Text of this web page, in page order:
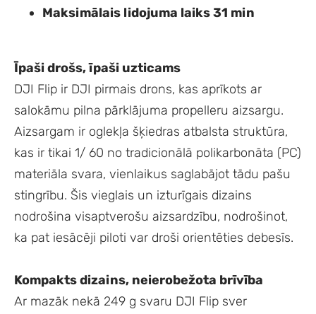
Maksimālais lidojuma laiks 31 min
Īpaši drošs, īpaši uzticams
DJI Flip ir DJI pirmais drons, kas aprīkots ar
salokāmu pilna pārklājuma propelleru aizsargu.
Aizsargam ir oglekļa šķiedras atbalsta struktūra,
kas ir tikai 1/ 60 no tradicionālā polikarbonāta (PC)
materiāla svara, vienlaikus saglabājot tādu pašu
stingrību. Šis vieglais un izturīgais dizains
nodrošina visaptverošu aizsardzību, nodrošinot,
ka pat iesācēji piloti var droši orientēties debesīs.
Kompakts dizains, neierobežota brīvība
Ar mazāk nekā 249 g svaru DJI Flip sver